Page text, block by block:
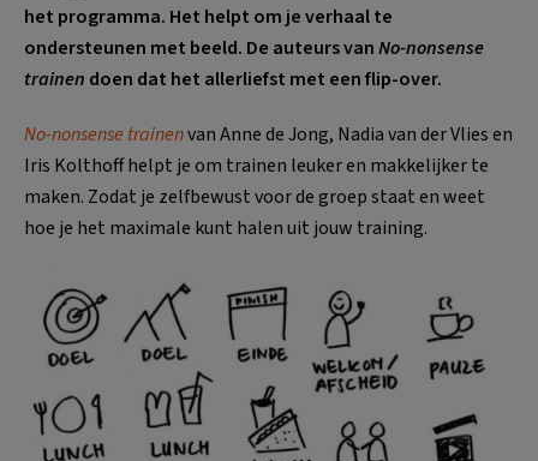
het programma. Het helpt om je verhaal te
ondersteunen met beeld. De auteurs vanNo-nonsense
trainen doen dat het allerliefst met een flip-over.
No-nonsense trainenvan Anne de Jong, Nadia van der Vlies en
Iris Kolthoff helpt je om trainen leuker en makkelijker te
maken. Zodat je zelfbewust voor de groep staat en weet
hoe je het maximale kunt halen uit jouw training.